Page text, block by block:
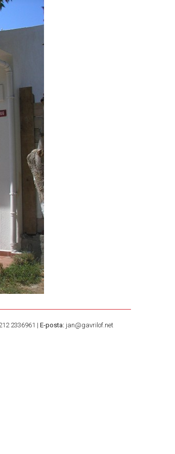
2336961 | E-posta:jan@gavrilof.net